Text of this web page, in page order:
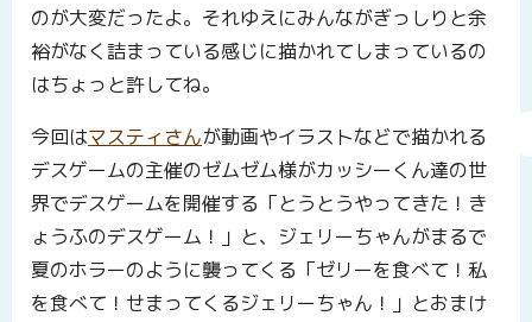
のが大変だったよ。それゆえにみんながぎっしりと余
裕がなく詰まっている感じに描かれてしまっているの
はちょっと許してね。
今回はマスティさんが動画やイラストなどで描かれる
デスゲームの主催のゼムゼム様がカッシーくん達の世
界でデスゲームを開催する「とうとうやってきた！き
ょうふのデスゲーム！」と、ジェリーちゃんがまるで
夏のホラーのように襲ってくる「ゼリーを食べて！私
を食べて！せまってくるジェリーちゃん！」とおまけ